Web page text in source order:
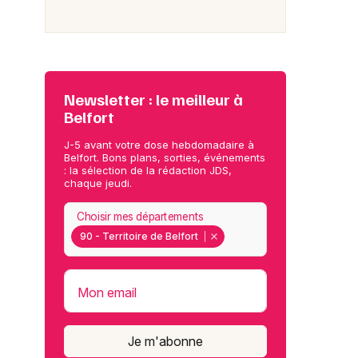
Newsletter : le meilleur à
Belfort
J-5 avant votre dose hebdomadaire à
Belfort. Bons plans, sorties, événements
: la sélection de la rédaction JDS,
chaque jeudi.
90 - Territoire de Belfort
Choisir mes départements
Mon email
Je m'abonne